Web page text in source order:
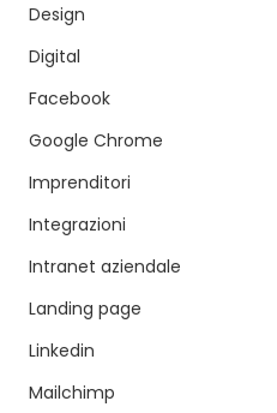
Design
Digital
Facebook
Google Chrome
Imprenditori
Integrazioni
Intranet aziendale
Landing page
Linkedin
Mailchimp